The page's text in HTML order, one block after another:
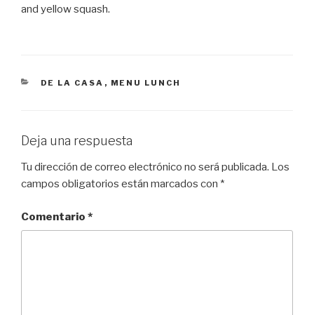
and yellow squash.
CATEGORÍAS
DE LA CASA , MENU LUNCH
Deja una respuesta
Tu dirección de correo electrónico no será publicada. Los
campos obligatorios están marcados con *
Comentario *